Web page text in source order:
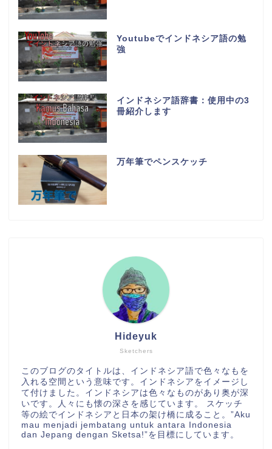
Youtubeでインドネシア語の勉
強
インドネシア語辞書：使用中の3
冊紹介します
万年筆でペンスケッチ
Sketchers
Hideyuk
このブログのタイトルは、インドネシア語で色々なもを
入れる空間という意味です。インドネシアをイメージし
て付けました。インドネシアは色々なものがあり奥が深
いです。人々にも懐の深さを感じています。 スケッチ
等の絵でインドネシアと日本の架け橋に成ること。”Aku
mau menjadi jembatang untuk antara Indonesia
dan Jepang dengan Sketsa!”を目標にしています。